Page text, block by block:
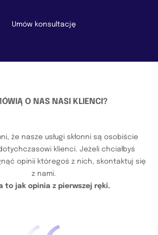
Umów konsultację
O NAS NASI KLIENCI?
że nasze usługi skłonni są osobiście
klienci. Jeżeli chciałbyś
opinii któregoś z nich, skontaktuj się
z nami.
to jak opinia z pierwszej ręki.